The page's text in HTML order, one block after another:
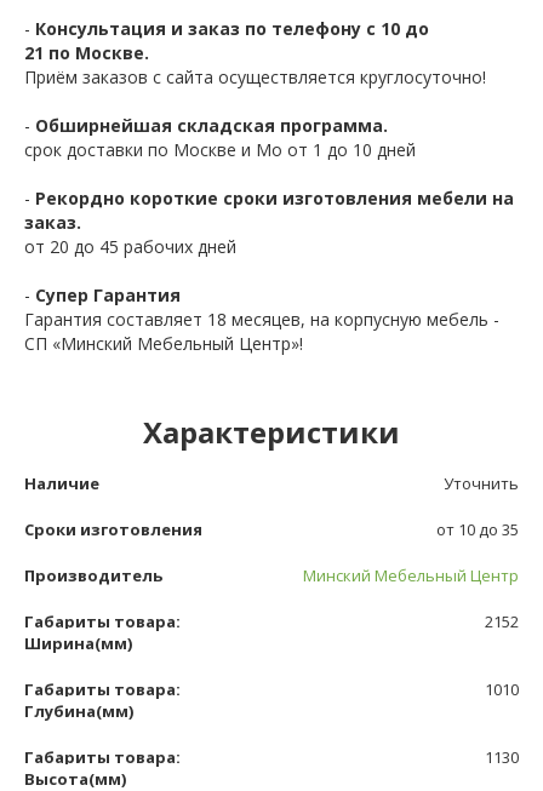
- Консультация и заказ по телефону с 10 до
21 по Москве.
Приём заказов с сайта осуществляется круглосуточно!
- Обширнейшая складская программа.
срок доставки по Москве и Мо от 1 до 10 дней
- Рекордно короткие сроки изготовления мебели на
заказ.
от 20 до 45 рабочих дней
- Супер Гарантия
Гарантия составляет 18 месяцев, на корпусную мебель -
СП «Минский Мебельный Центр»!
Характеристики
Наличие Уточнить
Сроки изготовления от 10 до 35
Производитель Минский Мебельный Центр
Габариты товара:
Ширина(мм)
2152
Габариты товара:
Глубина(мм)
1010
Габариты товара:
Высота(мм)
1130